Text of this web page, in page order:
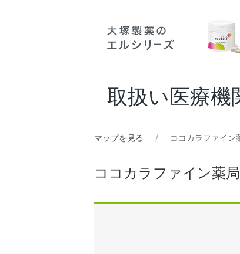
取扱い医療機
マップを見る ココカラファイン
ココカラファイン薬